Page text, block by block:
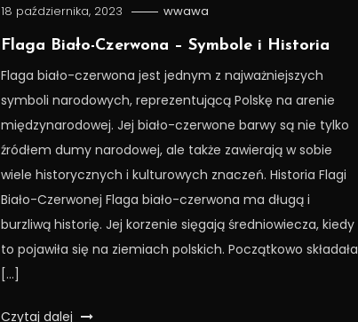
18 października, 2023 wwawa
Flaga Biało-Czerwona – Symbole i Historia
Flaga biało-czerwona jest jednym z najważniejszych
symboli narodowych, reprezentującą Polskę na arenie
międzynarodowej. Jej biało-czerwone barwy są nie tylko
źródłem dumy narodowej, ale także zawierają w sobie
wiele historycznych i kulturowych znaczeń. Historia Flagi
Biało-Czerwonej Flaga biało-czerwona ma długą i
burzliwą historię. Jej korzenie sięgają średniowiecza, kiedy
to pojawiła się na ziemiach polskich. Początkowo składała
[…]
Czytaj dalej